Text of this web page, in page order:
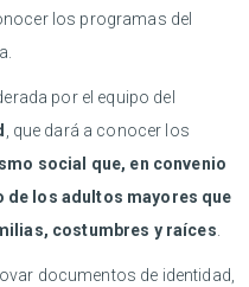
los programas del
por el equipo del
, que dará a conocer los
social que, en convenio
de los adultos mayores que
costumbres y raíces
documentos de identidad,